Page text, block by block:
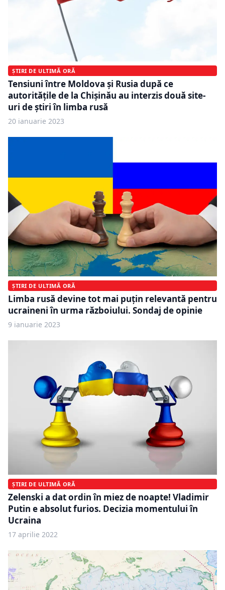
ȘTIRI DE ULTIMĂ ORĂ
Tensiuni între Moldova și Rusia după ce
autoritățile de la Chișinău au interzis două site-
uri de știri în limba rusă
20 ianuarie 2023
ȘTIRI DE ULTIMĂ ORĂ
Limba rusă devine tot mai puțin relevantă pentru
ucraineni în urma războiului. Sondaj de opinie
9 ianuarie 2023
ȘTIRI DE ULTIMĂ ORĂ
Zelenski a dat ordin în miez de noapte! Vladimir
Putin e absolut furios. Decizia momentului în
Ucraina
17 aprilie 2022